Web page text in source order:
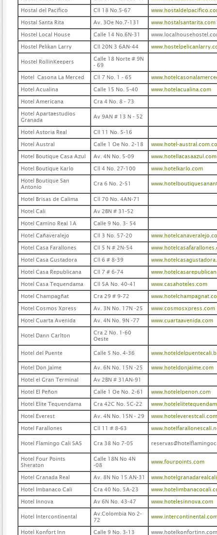
Hostal del Pacifico
Cll 18 No.5-67
Hostal Santa Rita
Av. 3Oe No.7-131
www.hostalsantarita.com
Hostel Local House
Calle 14 No.6N-31
Hostel Pelikan Larry
Cll 20N 3 6AN-44
Hostel RollinKeepers
Calle 18 Norte # 9N
- 69
Hotel Casona La Merced
Cll 7 No. 1 - 65
Hotel Acualina
Calle 15 No. 5-40
www.hotelacualina.com
Hotel Americana
Cra 4 No. 8 - 73
Hotel Apartaestudios
Granada
Av 9AN # 13 N - 52
Hotel Astoria Real
Cll 11 No. 5-16
Hotel Austral
Calle 1 Oe No. 2-18
www.hotel-austral.com.co
Hotel Boutique Casa Azul
Av. 4N No. 5-09
www.hotellacasaazul.com
Hotel Boutique Karlo
Cll 4 No. 27-100
www.hotelkarlo.com
Hotel Boutique San
Antonio
Cra 6 No. 2-51
Hotel Brisas de Calima
Cll 70 No. 4AN-71
Hotel Cali
Av 2BN # 31-52
Hotel Camino Real 1A
Calle 9 No. 3- 54
Hotel Cañaveralejo
Cll 3 No. 57-20
Hotel Casa Farallones
Cll 5 N # 2N-54
Hotel Casa Gustadora
Cll 6 # 8-39
Hotel Casa Republicana
Cll 7 # 6-74
Hotel Casa Tequendama
Cll 5A No. 40-41
www.casahoteles.com
Hotel Champagñat
Cra 29 # 9-72
Hotel Cosmos Xpress
Av. 3N No. 17N -25
www.cosmosxpress.com
Hotel Cuarta Avenida
Av. 4N No. 9N -77 www.cuartaavenida.com
Hotel Dann Carlton
Cra 2 No. 1-60
Oeste
Hotel del Puente Calle 5 No. 4-36
Hotel Don Jaime Av. 6N No. 15N -25
www.hoteldonjaime.com
Hotel el Gran Terminal
Av 2BN # 31AN-91
Hotel El Peñon
Calle 1 Oe No. 2-61
www.hotelelpenon.com
Hotel Elite Tequendama
Cra 42C No. 5C-22
Hotel Everest
Av. 4N No. 15N - 29
www.hoteleverestcali.com
Hotel Farallones
Cll 11 # 8-63
Hotel Flamingo Cali SAS Cra 38 No 7-05
Hotel Four Points
Sheraton
Calle 18N No 4N
-08
www.fourpoints.com
Hotel Granada Real Av. 8N No 15 AN-31
Hotel Imbanaco Cali
Cra 40 No. 5A-23
Hotel Innova
Av 6N No. 43-47 www.hotelesinnova.com
Hotel Intercontinental
Av.Colombia No 2-
72
Hotel Konfort Inn Calle 9 No. 3-13